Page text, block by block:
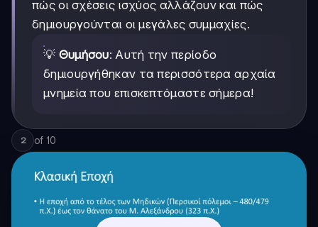
πώς οι σχέσεις ισχύος αλλάζουν και πώς
δημιουργούνται οι μεγάλες συμμαχίες.
💡 Θυμήσου: Αυτή την περίοδο
δημιουργήθηκαν τα περισσότερα αρχαία
μνημεία που επισκεπτόμαστε σήμερα!
2 of 10